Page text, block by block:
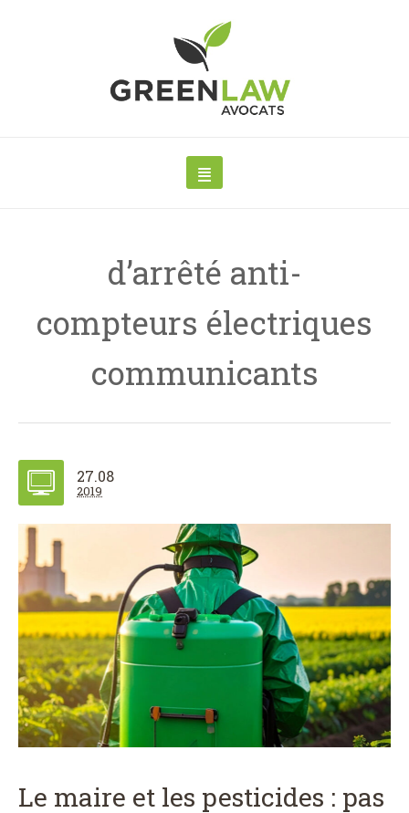
d’arrêté anti-
compteurs électriques
communicants
27.08
2019
Le maire et les pesticides : pas